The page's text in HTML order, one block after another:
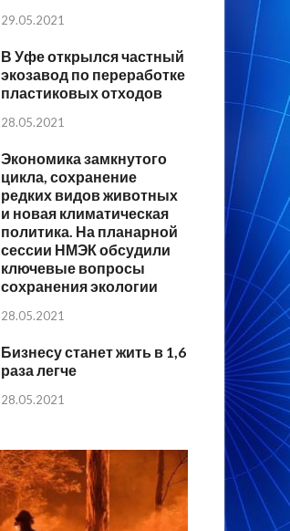
29.05.2021
В Уфе открылся частный
экозавод по переработке
пластиковых отходов
28.05.2021
Экономика замкнутого
цикла, сохранение
редких видов животных
и новая климатическая
политика. На планарной
сессии НМЭК обсудили
ключевые вопросы
сохранения экологии
28.05.2021
Бизнесу станет жить в 1,6
раза легче
28.05.2021